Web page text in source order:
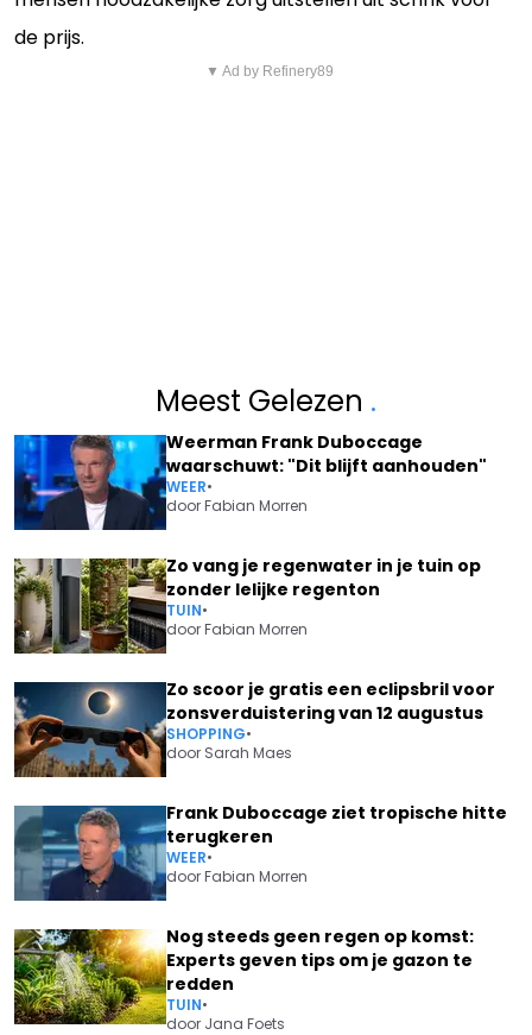
de prijs.
▼ Ad by Refinery89
Meest Gelezen .
Weerman Frank Duboccage
waarschuwt: "Dit blijft aanhouden"
WEER•
doorFabian Morren
Zo vang je regenwater in je tuin op
zonder lelijke regenton
TUIN•
doorFabian Morren
Zo scoor je gratis een eclipsbril voor
zonsverduistering van 12 augustus
SHOPPING•
door Sarah Maes
Frank Duboccage ziet tropische hitte
terugkeren
WEER•
doorFabian Morren
Nog steeds geen regen op komst:
Experts geven tips om je gazon te
redden
TUIN•
door Jana Foets